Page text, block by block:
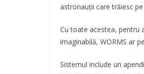
astronauții care trăiesc
Cu toate acestea, pentru
imaginabilă, WORMS ar
Sistemul include un